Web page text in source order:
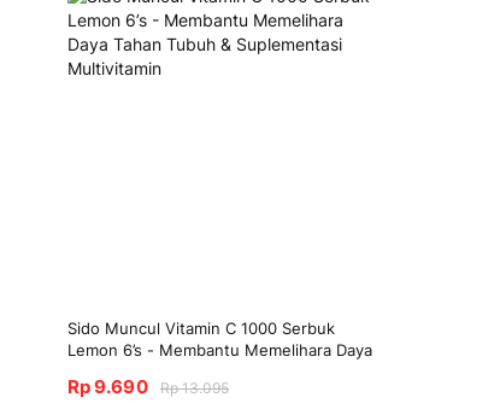
Sido Muncul Vitamin C 1000 Serbuk
Lemon 6’s - Membantu Memelihara Daya
Rp 9.690 Rp 13.095